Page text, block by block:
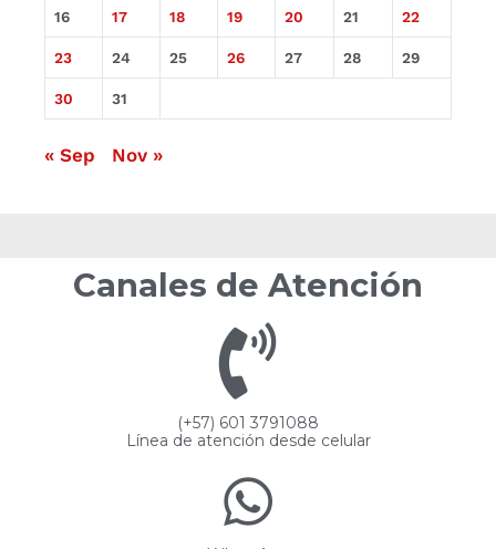
16 17 18 19 20 21 22
23 24 25 26 27 28 29
30 31
« Sep Nov »
Canales de Atención
(+57) 601 3791088
Línea de atención desde celular